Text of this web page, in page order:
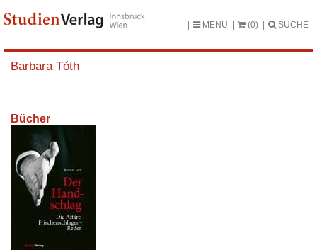
MENU (0) SUCHE
Barbara Tóth
Bücher